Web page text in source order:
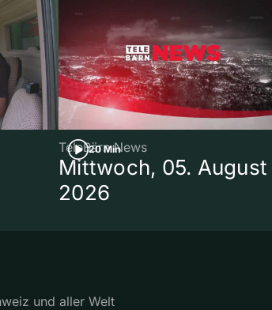
20 Min
TeleBärn News
Mittwoch, 05. August
2026
und aller Welt